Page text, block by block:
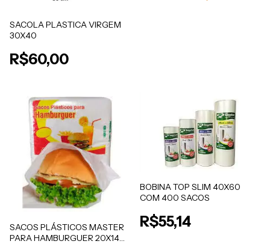
SACOLA PLASTICA VIRGEM
30X40
R$60,00
SACOS PLÁSTICOS MASTER
PARA HAMBURGUER 20X14
BOBINA TOP SLIM 40X60
COM 400 SACOS
R$55,14